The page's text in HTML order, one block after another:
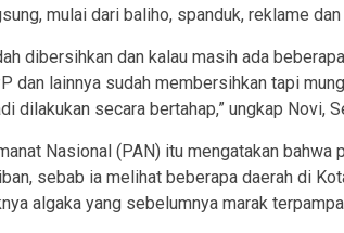
mulai dari baliho, spanduk, reklame
dibersihkan dan kalau masih ada
dan lainnya sudah membersihkan tapi
dilakukan secara bertahap,” ungkap Novi,
Nasional (PAN) itu mengatakan bahwa
sebab ia melihat beberapa daerah di
algaka yang sebelumnya marak